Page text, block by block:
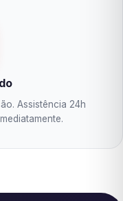
Assistência 24h